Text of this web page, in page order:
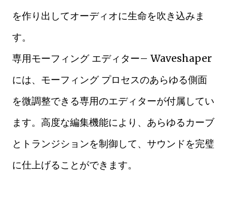
を作り出してオーディオに生命を吹き込みま
す。
専用モーフィング エディター– Waveshaper
には、モーフィング プロセスのあらゆる側面
を微調整できる専用のエディターが付属してい
ます。高度な編集機能により、あらゆるカーブ
とトランジションを制御して、サウンドを完璧
に仕上げることができます。